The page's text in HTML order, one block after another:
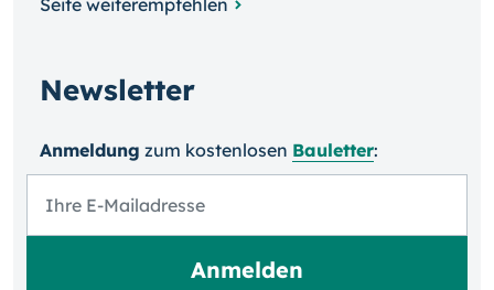
Seite weiterempfehlen
Newsletter
Anmeldung zum kosten­losen Bauletter: